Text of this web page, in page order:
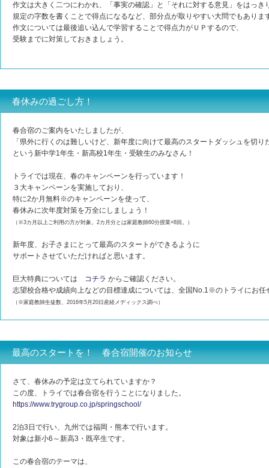
作文は大きく二つにわかれ、「事実の確認」と「それに対する意見」をはっき
規定の字数を書くことで得点になるなど、部分点が取りやすい大問でもありま
作文については最後追い込んで学習することで得点力がＵＰするので、
受験までに対策しておきましょう。
春休みの過ごし方！
春合宿のご案内をいたしましたが、
「県外に行くのは難しいけど、新年度に向けて最高のスタートダッシュを切り
という新中学1年生・新高校1年生・受験生のみなさん！
トライでは現在、春のキャンペーンを行っています！
３大キャンペーンを実施しており、
特に2か月無料※のキャンペーンを使って、
春休みに次年度対策を万全にしましょう！
（※3カ月以上ご利用の方が対象。2カ月分とは家庭教師60分授業×8回。）
新年度、お子さまにとって最高のスタートができるように
サポートさせていただければと思います。
巨大特典については コチラ からご確認ください。
志望校合格や成績向上などの目標達成については、全国No.1※のトライにお任
（※家庭教師生徒数、2016年5月20日産経メディックス調べ）
最高のスタートを！ 春合宿開催のお知らせ
さて、春休みの予定は立てられていますか？
この度、トライでは春合宿を行うことになりました。
https://www.trygroup.co.jp/springschool/
2泊3日で行い、九州では福岡・熊本で行います。
対象は新小6～新高3・既卒生です。
この春合宿のテーマは、